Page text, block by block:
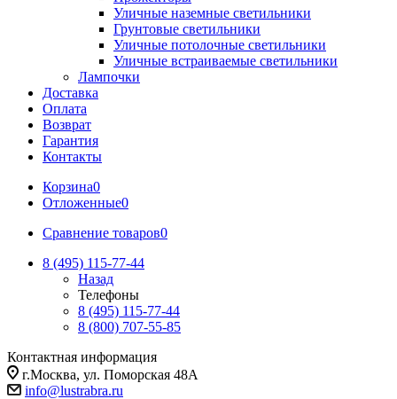
Уличные наземные светильники
Грунтовые светильники
Уличные потолочные светильники
Уличные встраиваемые светильники
Лампочки
Доставка
Оплата
Возврат
Гарантия
Контакты
Корзина0
Отложенные0
Сравнение товаров0
8 (495) 115-77-44
Назад
Телефоны
8 (495) 115-77-44
8 (800) 707-55-85
Контактная информация
г.Москва, ул. Поморская 48А
info@lustrabra.ru